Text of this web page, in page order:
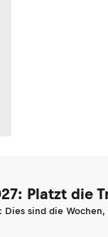
Platzt die
Dies sind die